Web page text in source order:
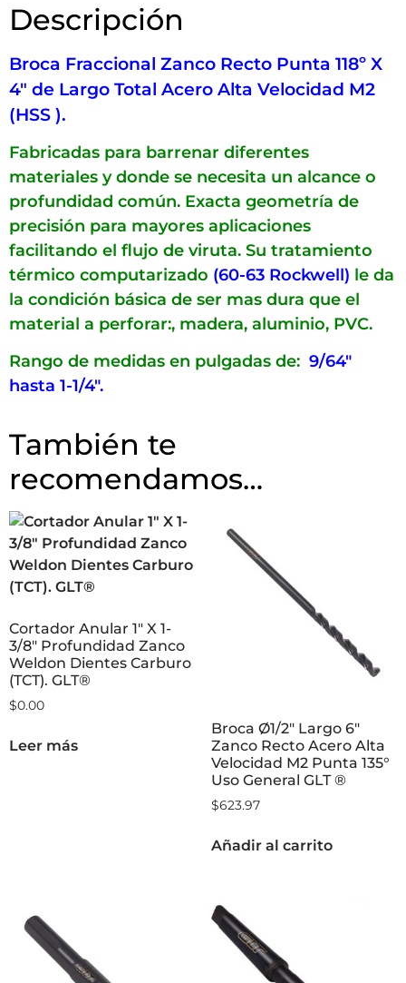
Descripción
Broca Fraccional Zanco Recto Punta 118º X
4″ de Largo Total Acero Alta Velocidad M2
(HSS ).
Fabricadas para barrenar diferentes
materiales y donde se necesita un alcance o
profundidad común. Exacta geometría de
precisión para mayores aplicaciones
facilitando el flujo de viruta. Su tratamiento
térmico computarizado (60-63 Rockwell) le da
la condición básica de ser mas dura que el
material a perforar:, madera, aluminio, PVC.
Rango de medidas en pulgadas de: 9/64″
hasta 1-1/4″.
También te
recomendamos…
Cortador Anular 1″ X 1-
3/8″ Profundidad Zanco
Weldon Dientes Carburo
(TCT). GLT®
$0.00
Leer más
Broca Ø1/2″ Largo 6″
Zanco Recto Acero Alta
Velocidad M2 Punta 135°
Uso General GLT ®
$623.97
Añadir al carrito